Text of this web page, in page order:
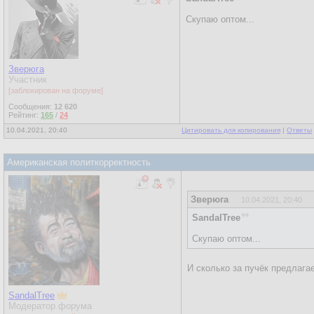
Зверюга
Участник
[заблокирован на форуме]
Сообщения: 12 620
Рейтинг: 165 / 24
Скупаю оптом...
10.04.2021, 20:40 Цитировать для копирования | Ответы
Американская политкорректность
SandalTree
Модератор форума
Зверюга 10.04.2021, 20:40
SandalTree
Скупаю оптом...
И сколько за пучёк